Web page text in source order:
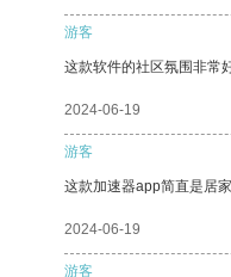
游客
这款软件的社区氛围非常
2024-06-19
游客
这款加速器app简直是居
2024-06-19
游客